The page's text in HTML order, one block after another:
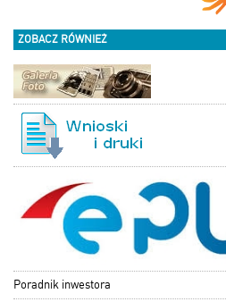
ZOBACZ RÓWNIEŻ
Poradnik inwestora